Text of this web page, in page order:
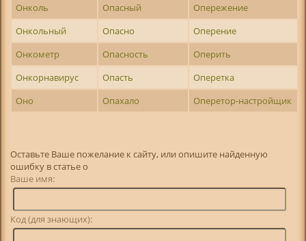
Онколь
Опасный
Опережение
Онкольный
Опасно
Оперение
Онкометр
Опасность
Оперить
Онкорнавирус
Опасть
Оперетка
Оно
Опахало Оперетор-настройщик
Оставьте Ваше пожелание к сайту, или опишите найденную
ошибку в статье о
Ваше имя:
Код (для знающих):